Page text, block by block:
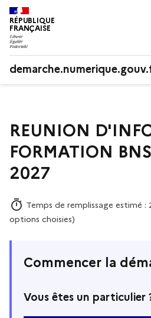
RÉPUBLIQUE
FRANÇAISE
REUNION
FORMATION
2027
Temps de remplissage estimé :
options choisies)
Commencer la
Vous êtes un particulier